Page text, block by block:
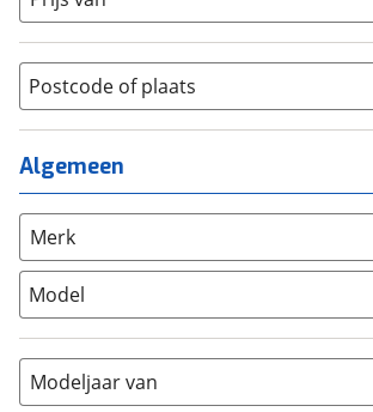
Jeugdfiets (0)
Kinderfiets (0)
Ligfiets (0)
Mountainbike
Overig (0)
Racefiets
Stadsfiets (60)
Tandem
Vouwfiets (0)
Heren (0)
Jongens
Lage instap (0)
Meisjes
Postcode of plaats
Algemeen
Merk
Model
Modeljaar van